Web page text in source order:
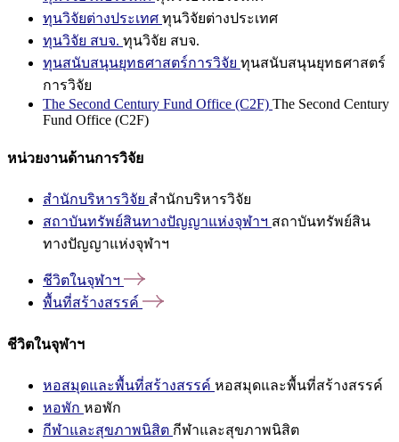
ทุนวิจัยต่างประเทศ ทุนวิจัยต่างประเทศ
ทุนวิจัย สบจ. ทุนวิจัย สบจ.
ทุนสนับสนุนยุทธศาสตร์การวิจัย ทุนสนับสนุนยุทธศาสตร์
การวิจัย
The Second Century Fund Office (C2F) The Second Century
Fund Office (C2F)
หน่วยงานด้านการวิจัย
สำนักบริหารวิจัย สำนักบริหารวิจัย
สถาบันทรัพย์สินทางปัญญาแห่งจุฬาฯ สถาบันทรัพย์สิน
ทางปัญญาแห่งจุฬาฯ
ชีวิตในจุฬาฯ
พื้นที่สร้างสรรค์
ชีวิตในจุฬาฯ
หอสมุดและพื้นที่สร้างสรรค์ หอสมุดและพื้นที่สร้างสรรค์
หอพัก หอพัก
กีฬาและสุขภาพนิสิต กีฬาและสุขภาพนิสิต